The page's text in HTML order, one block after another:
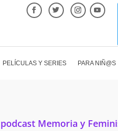
PELÍCULAS Y SERIES PARA NIÑ@S
podcast Memoria y